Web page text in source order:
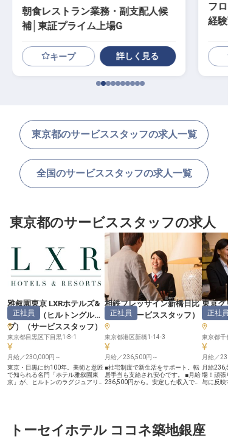
朝食レストラン業務・副支配人候
補│東証プライム上場G
キープ 詳しく見る
フ
経
東京都のサービススタッフの求人一覧
全国のサービススタッフの求人一覧
東京都のサービススタッフの求人
雅叙園東京 LXRホテルズ&
リゾーツ（ヒルトングルー
プ）
（サービススタッフ ）
正社員
東京都目黒区下目黒1-8-1
月給／230,000円～
東京・目黒に約100年。美術と意匠
で知られる名門「ホテル雅叙園東
京」が、ヒルトンのラグジュアリー
のホテルでキャリアを始める】 こ
のポジションは、ホテル運営を幅広
相鉄フレッサイン新橋日比
谷口（サービススタッフ ）
正社員
東京都港区新橋1-14-3
月給／236,500円～
■社宅制度で新生活をサポート。転
居手当も支給され安心です。 ■月給
236,500円から。安定した収入で安
客様一人ひとりに寄り添い、心温ま
る時間を提供することが私たちの喜
東京グ
ビスス
正社員
東京都千
月給／
月給
場！頑張
与に反映
ンパレス
線・麹町
トーセイホテル ココネ築地銀座